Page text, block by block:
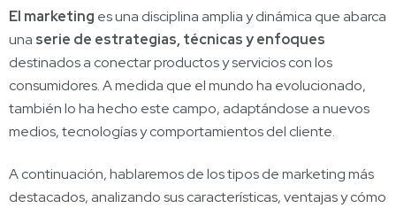
El marketing es una disciplina amplia y dinámica que abarca
una serie de estrategias, técnicas y enfoques
destinados a conectar productos y servicios con los
consumidores. A medida que el mundo ha evolucionado,
también lo ha hecho este campo, adaptándose a nuevos
medios, tecnologías y comportamientos del cliente.
A continuación, hablaremos de los tipos de marketing más
destacados, analizando sus características, ventajas y cómo